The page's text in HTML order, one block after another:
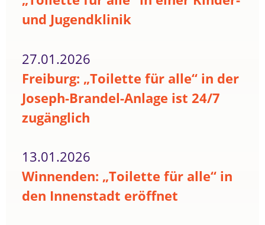
und Jugendklinik
27.01.2026
Freiburg: „Toilette für alle“ in der
Joseph-Brandel-Anlage ist 24/7
zugänglich
13.01.2026
Winnenden: „Toilette für alle“ in
den Innenstadt eröffnet